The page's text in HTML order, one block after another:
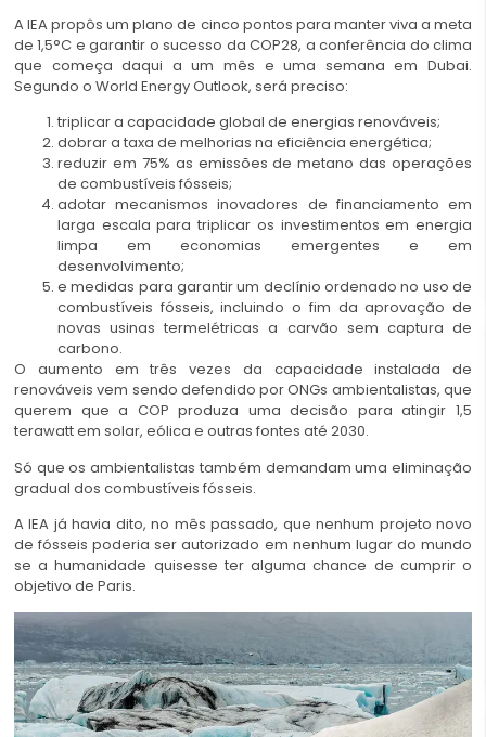
A IEA propôs um plano de cinco pontos para manter viva a meta
de 1,5°C e garantir o sucesso da COP28, a conferência do clima
que começa daqui a um mês e uma semana em Dubai.
Segundo o World Energy Outlook, será preciso:
triplicar a capacidade global de energias renováveis;
dobrar a taxa de melhorias na eficiência energética;
reduzir em 75% as emissões de metano das operações
de combustíveis fósseis;
adotar mecanismos inovadores de financiamento em
larga escala para triplicar os investimentos em energia
limpa em economias emergentes e em
desenvolvimento;
e medidas para garantir um declínio ordenado no uso de
combustíveis fósseis, incluindo o fim da aprovação de
novasusinas termelétricas a carvão sem captura de
carbono.
O aumento em três vezes da capacidade instalada de
renováveis vem sendo defendido por ONGs ambientalistas, que
querem que a COP produza uma decisão para atingir 1,5
terawatt em solar, eólica e outras fontes até 2030.
Só que os ambientalistas também demandam uma eliminação
gradual dos combustíveis fósseis.
A IEA já havia dito, no mês passado, que nenhum projeto novo
de fósseis poderia ser autorizado em nenhum lugar do mundo
se a humanidade quisesse ter alguma chance de cumprir o
objetivo de Paris.